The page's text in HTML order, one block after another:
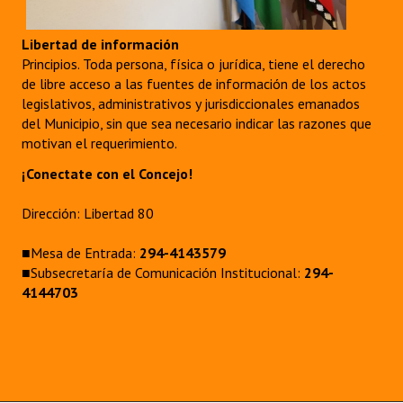
Antiguos Pobladores
Noticias Destacadas
Registros y Distinciones
Mujeres que Dejaron Huellas - Registro
Libertad de información
Principios. Toda persona, física o jurídica, tiene el derecho
de libre acceso a las fuentes de información de los actos
legislativos, administrativos y jurisdiccionales emanados
del Municipio, sin que sea necesario indicar las razones que
motivan el requerimiento.
¡Conectate con el Concejo!
Dirección: Libertad 80
■Mesa de Entrada: 294-4143579
■Subsecretaría de Comunicación Institucional: 294-
4144703